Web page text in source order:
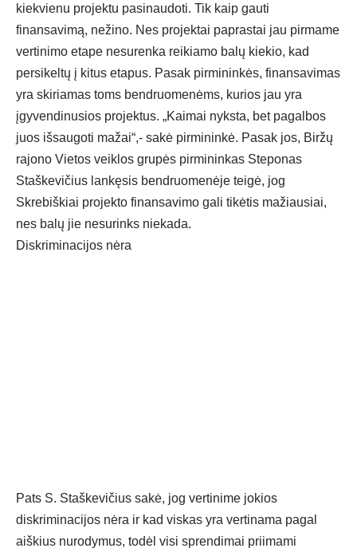
kiekvienu projektu pasinaudoti. Tik kaip gauti
finansavimą, nežino. Nes projektai paprastai jau pirmame
vertinimo etape nesurenka reikiamo balų kiekio, kad
persikeltų į kitus etapus. Pasak pirmininkės, finansavimas
yra skiriamas toms bendruomenėms, kurios jau yra
įgyvendinusios projektus. „Kaimai nyksta, bet pagalbos
juos išsaugoti mažai“,- sakė pirmininkė. Pasak jos, Biržų
rajono Vietos veiklos grupės pirmininkas Steponas
Staškevičius lankęsis bendruomenėje teigė, jog
Skrebiškiai projekto finansavimo gali tikėtis mažiausiai,
nes balų jie nesurinks niekada.
Diskriminacijos nėra
Pats S. Staškevičius sakė, jog vertinime jokios
diskriminacijos nėra ir kad viskas yra vertinama pagal
aiškius nurodymus, todėl visi sprendimai priimami